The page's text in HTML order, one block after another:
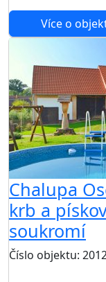
Více o
Chalupa
krb a
soukromí
Číslo objektu: